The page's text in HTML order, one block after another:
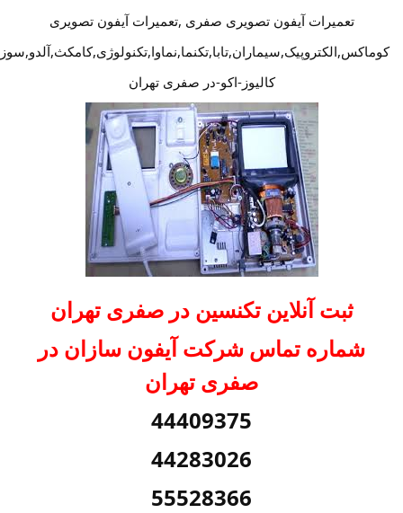
تعمیرات آیفون تصویری صفری ,تعمیرات آیفون تصویری
کالیوز-اکو-در صفری تهران
ثبت آنلاین تکنسین در صفری تهران
شماره تماس شرکت آیفون سازان در
صفری تهران
44409375
44283026
55528366